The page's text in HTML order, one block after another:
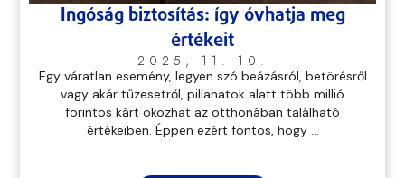
Ingóság biztosítás: így óvhatja meg
értékeit
2025, 11. 10.
Egy váratlan esemény, legyen szó beázásról, betörésről
vagy akár tűzesetről, pillanatok alatt több millió
forintos kárt okozhat az otthonában található
értékeiben. Éppen ezért fontos, hogy ...